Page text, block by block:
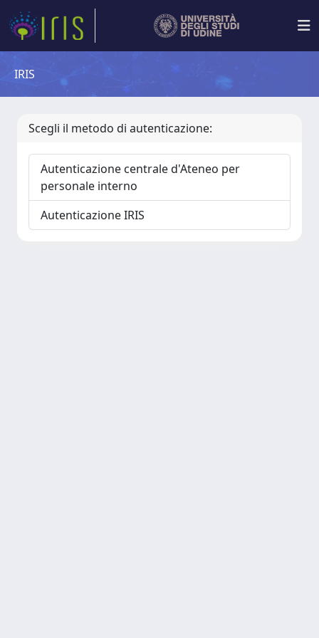
IRIS
Scegli il metodo di autenticazione:
Autenticazione centrale d'Ateneo per
personale interno
Autenticazione IRIS